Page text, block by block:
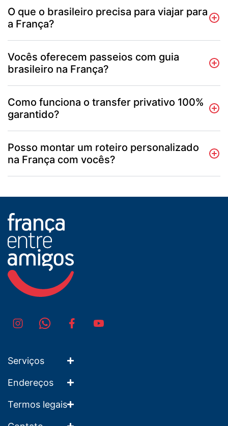
O que o brasileiro precisa para viajar para
a França?
Vocês oferecem passeios com guia
brasileiro na França?
Como funciona o transfer privativo 100%
garantido?
Posso montar um roteiro personalizado
na França com vocês?
Serviços
Endereços
Termos legais